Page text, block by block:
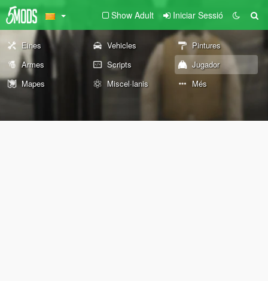
Show Adult Iniciar Sessió
Eines Vehicles
Pintures
Armes
Scripts
Jugador
Mapes
Miscel·lanis Més